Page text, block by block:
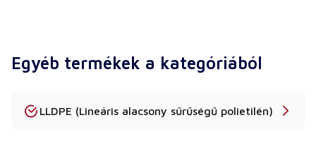
Adnak minőségi tanúsítványokat?
rendelkezésre állnak.
Egyéb termékek a kategóriából
LLDPE (Lineáris alacsony sűrűségű polietilén)